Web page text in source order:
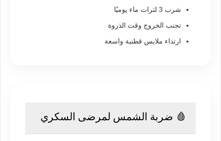
شرب 3 لترات ماء يوميًا
تجنب الخروج وقت الذروة
ارتداء ملابس قطنية واسعة
🩸 ضربة الشمس لمرضى السكري